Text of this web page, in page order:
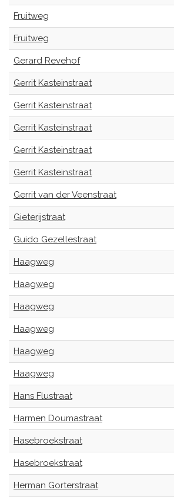
Fruitweg
Fruitweg
Gerard Revehof
Gerrit Kasteinstraat
Gerrit Kasteinstraat
Gerrit Kasteinstraat
Gerrit Kasteinstraat
Gerrit Kasteinstraat
Gerrit van der Veenstraat
Gieterijstraat
Guido Gezellestraat
Haagweg
Haagweg
Haagweg
Haagweg
Haagweg
Haagweg
Hans Flustraat
Harmen Doumastraat
Hasebroekstraat
Hasebroekstraat
Herman Gorterstraat